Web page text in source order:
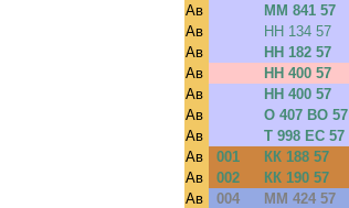
Ав
ММ 841 57
Ав
НН 134 57
Ав
НН 182 57
Ав
НН 400 57
Ав
НН 400 57
Ав
О 407 ВО 57
Ав
Т 998 ЕС 57
Ав
001 КК 188 57
Ав
002 КК 190 57
Ав
004 ММ 424 57